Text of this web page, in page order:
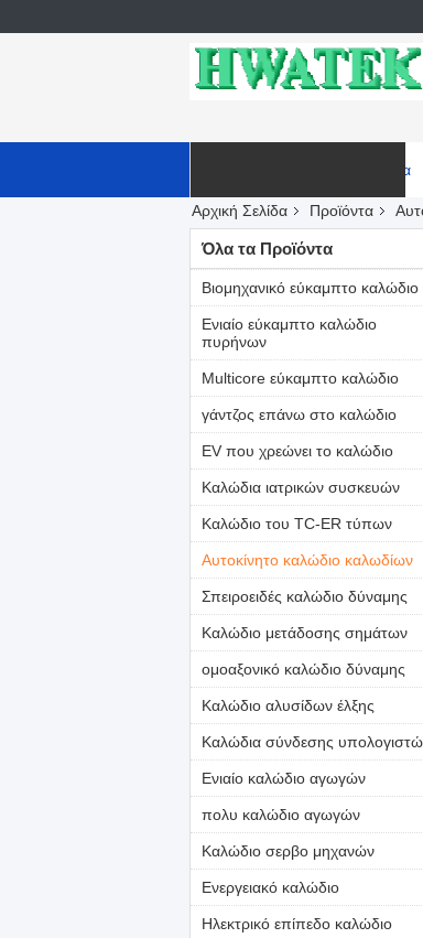
Προϊόντα
Ζητήστε ένα απόσπασμα
Αρχική Σελίδα Προϊόντα
Όλα τα Προϊόντα
Βιομηχανικό εύκαμπτο καλώδιο
Ενιαίο εύκαμπτο καλώδιο
πυρήνων
Multicore εύκαμπτο καλώδιο
γάντζος επάνω στο καλώδιο
EV που χρεώνει το καλώδιο
Καλώδια ιατρικών συσκευών
Καλώδιο του TC-ER τύπων
Αυτοκίνητο καλώδιο καλωδίων
Σπειροειδές καλώδιο δύναμης
Καλώδιο μετάδοσης σημάτων
ομοαξονικό καλώδιο δύναμης
Καλώδιο αλυσίδων έλξης
Καλώδια σύνδεσης
Ενιαίο καλώδιο αγωγών
πολυ καλώδιο αγωγών
Καλώδιο σερβο μηχανών
Ενεργειακό καλώδιο
Ηλεκτρικό επίπεδο καλώδιο